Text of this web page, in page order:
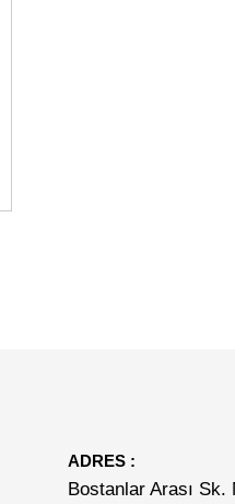
ADRES :
Bostanlar Arası Sk.